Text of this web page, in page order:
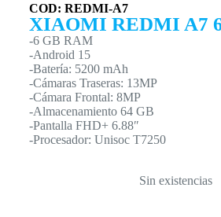
COD: REDMI-A7
XIAOMI REDMI A7
-6 GB RAM
-Android 15
-Batería: 5200 mAh
-Cámaras Traseras: 13MP
-Cámara Frontal: 8MP
-Almacenamiento 64 GB
-Pantalla FHD+ 6.88″
-Procesador: Unisoc T7250
Sin existencias